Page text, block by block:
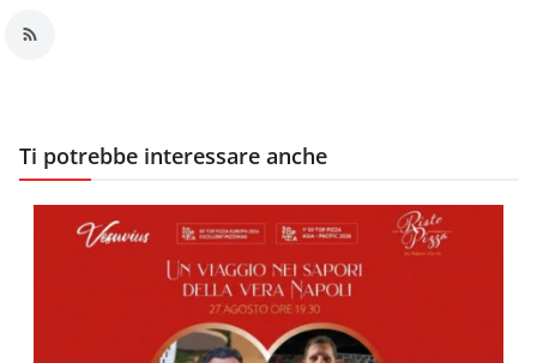
Ti potrebbe interessare anche